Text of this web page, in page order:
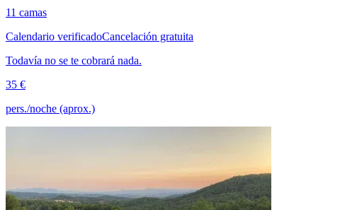
11 camas
Calendario verificadoCancelación gratuita
Todavía no se te cobrará nada.
35 €
pers./noche (aprox.)